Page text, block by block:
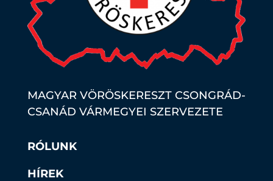
MAGYAR VÖRÖSKERESZT CSONGRÁD-
CSANÁD VÁRMEGYEI SZERVEZETE
RÓLUNK
HÍREK